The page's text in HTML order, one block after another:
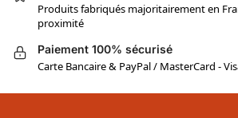
Produits fabriqués majoritairement en
proximité
Paiement 100% sécurisé
Carte Bancaire & PayPal / MasterCard -